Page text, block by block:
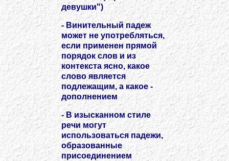
девушки")
- Винительный падеж
может не употребляться,
если применен прямой
порядок слов и из
контекста ясно, какое
слово является
подлежащим, а какое -
дополнением
- В изысканном стиле
речи могут
использоваться падежи,
образованные
присоединением